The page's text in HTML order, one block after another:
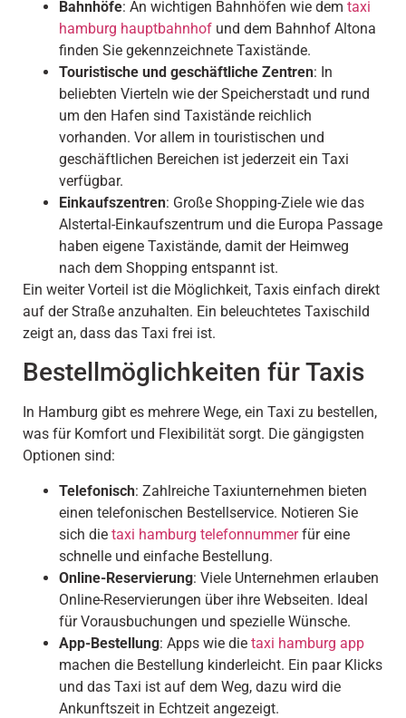
Bahnhöfe: An wichtigen Bahnhöfen wie dem taxi
hamburg hauptbahnhof und dem Bahnhof Altona
finden Sie gekennzeichnete Taxistände.
Touristische und geschäftliche Zentren: In
beliebten Vierteln wie der Speicherstadt und rund
um den Hafen sind Taxistände reichlich
vorhanden. Vor allem in touristischen und
geschäftlichen Bereichen ist jederzeit ein Taxi
verfügbar.
Einkaufszentren: Große Shopping-Ziele wie das
Alstertal-Einkaufszentrum und die Europa Passage
haben eigene Taxistände, damit der Heimweg
nach dem Shopping entspannt ist.
Ein weiter Vorteil ist die Möglichkeit, Taxis einfach direkt
auf der Straße anzuhalten. Ein beleuchtetes Taxischild
zeigt an, dass das Taxi frei ist.
Bestellmöglichkeiten für Taxis
In Hamburg gibt es mehrere Wege, ein Taxi zu bestellen,
was für Komfort und Flexibilität sorgt. Die gängigsten
Optionen sind:
Telefonisch: Zahlreiche Taxiunternehmen bieten
einen telefonischen Bestellservice. Notieren Sie
sich die taxi hamburg telefonnummerfür eine
schnelle und einfache Bestellung.
Online-Reservierung: Viele Unternehmen erlauben
Online-Reservierungen über ihre Webseiten. Ideal
für Vorausbuchungen und spezielle Wünsche.
App-Bestellung: Apps wie die taxi hamburg app
machen die Bestellung kinderleicht. Ein paar Klicks
und das Taxi ist auf dem Weg, dazu wird die
Ankunftszeit in Echtzeit angezeigt.